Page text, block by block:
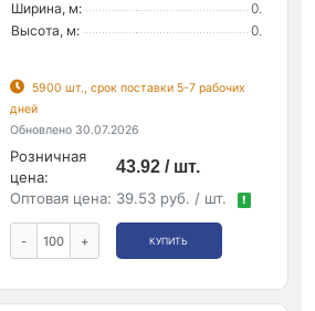
Ширина, м:
0.
Высота, м:
0.
5900 шт., срок поставки 5-7 рабочих
дней
Обновлено 30.07.2026
Розничная
цена:
43.92 / шт.
Оптовая цена: 39.53 руб. / шт. !
- + КУПИТЬ